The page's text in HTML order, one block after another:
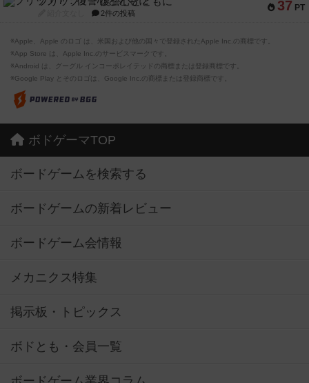
37 PT
2件の投稿
※Apple、Apple のロゴ は、米国および他の国々で登録されたApple Inc.の商標です。
※App Store は、Apple Inc.のサービスマークです。
※Android は、グーグル インコーポレイテッドの商標または登録商標です。
※Google Play とそのロゴは、Google Inc.の商標または登録商標です。
ボドゲーマTOP
ボードゲームを検索する
ボードゲームの新着レビュー
ボードゲーム会情報
メカニクス特集
掲示板・トピックス
ボドとも・会員一覧